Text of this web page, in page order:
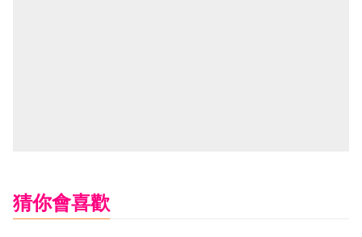
猜你會喜歡